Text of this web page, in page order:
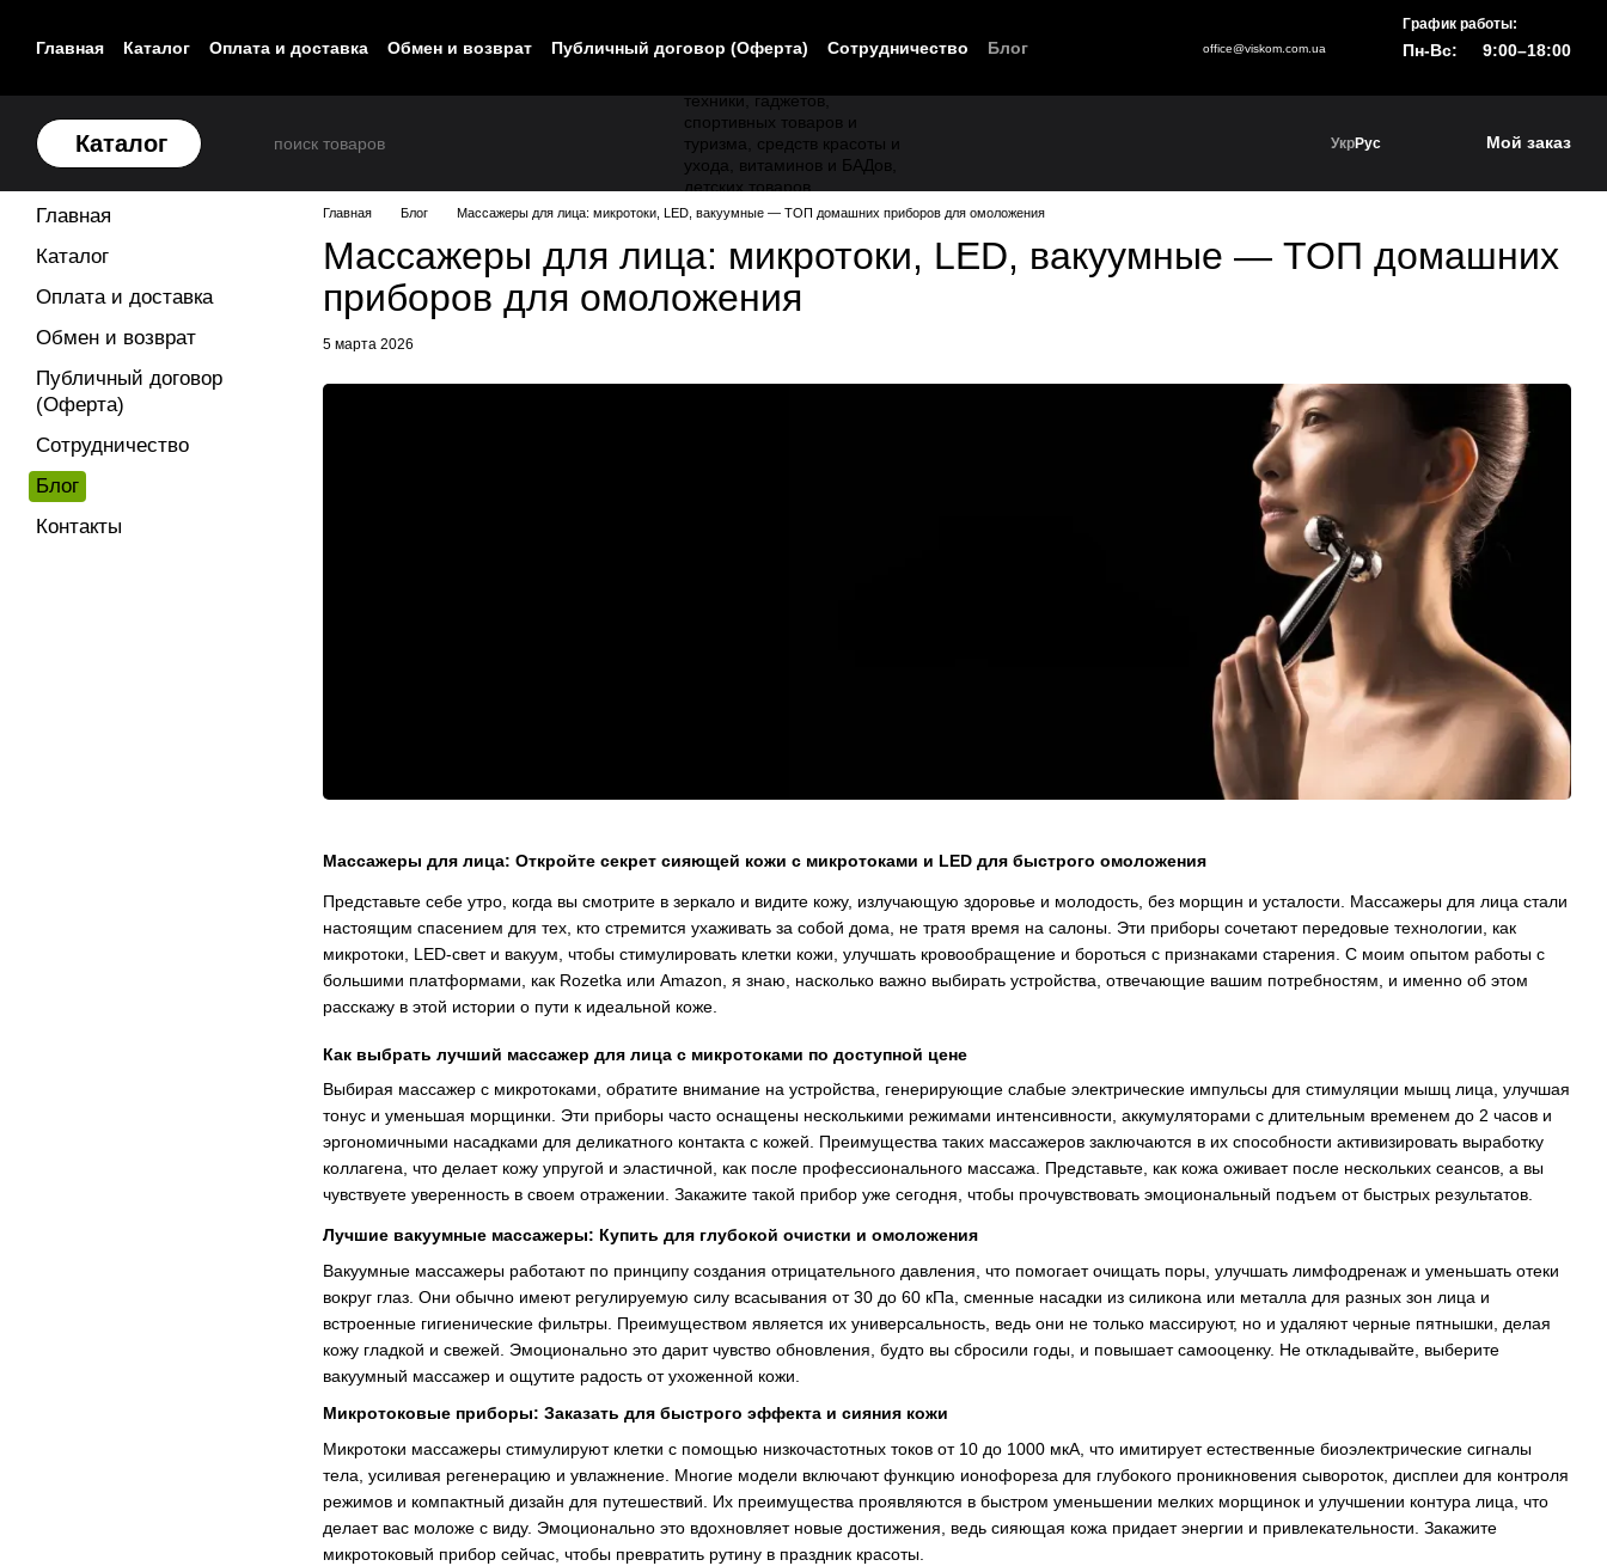
Главная
Каталог Оплата и доставка Обмен и возврат Публичный договор (Оферта) Сотрудничество
Блог
office@viskom.com.ua
График работы:
Пн-Вс: 9:00–18:00
Каталог УкрРус Мой заказ
Главная Блог Массажеры для лица: микротоки, LED, вакуумные — ТОП домашних приборов для омоложения
Массажеры для лица: микротоки, LED, вакуумные — ТОП домашних
приборов для омоложения
5 марта 2026
Массажеры для лица: Откройте секрет сияющей кожи с микротоками и LED для быстрого омоложения
Представьте себе утро, когда вы смотрите в зеркало и видите кожу, излучающую здоровье и молодость, без морщин и усталости. Массажеры для лица стали
настоящим спасением для тех, кто стремится ухаживать за собой дома, не тратя время на салоны. Эти приборы сочетают передовые технологии, как
микротоки, LED-свет и вакуум, чтобы стимулировать клетки кожи, улучшать кровообращение и бороться с признаками старения. С моим опытом работы с
большими платформами, как Rozetka или Amazon, я знаю, насколько важно выбирать устройства, отвечающие вашим потребностям, и именно об этом
расскажу в этой истории о пути к идеальной коже.
Как выбрать лучший массажер для лица с микротоками по доступной цене
Выбирая массажер с микротоками, обратите внимание на устройства, генерирующие слабые электрические импульсы для стимуляции мышц лица, улучшая
тонус и уменьшая морщинки. Эти приборы часто оснащены несколькими режимами интенсивности, аккумуляторами с длительным временем до 2 часов и
эргономичными насадками для деликатного контакта с кожей. Преимущества таких массажеров заключаются в их способности активизировать выработку
коллагена, что делает кожу упругой и эластичной, как после профессионального массажа. Представьте, как кожа оживает после нескольких сеансов, а вы
чувствуете уверенность в своем отражении. Закажите такой прибор уже сегодня, чтобы прочувствовать эмоциональный подъем от быстрых результатов.
Лучшие вакуумные массажеры: Купить для глубокой очистки и омоложения
Вакуумные массажеры работают по принципу создания отрицательного давления, что помогает очищать поры, улучшать лимфодренаж и уменьшать отеки
вокруг глаз. Они обычно имеют регулируемую силу всасывания от 30 до 60 кПа, сменные насадки из силикона или металла для разных зон лица и
встроенные гигиенические фильтры. Преимуществом является их универсальность, ведь они не только массируют, но и удаляют черные пятнышки, делая
кожу гладкой и свежей. Эмоционально это дарит чувство обновления, будто вы сбросили годы, и повышает самооценку. Не откладывайте, выберите
вакуумный массажер и ощутите радость от ухоженной кожи.
Микротоковые приборы: Заказать для быстрого эффекта и сияния кожи
Микротоки массажеры стимулируют клетки с помощью низкочастотных токов от 10 до 1000 мкА, что имитирует естественные биоэлектрические сигналы
тела, усиливая регенерацию и увлажнение. Многие модели включают функцию ионофореза для глубокого проникновения сывороток, дисплеи для контроля
режимов и компактный дизайн для путешествий. Их преимущества проявляются в быстром уменьшении мелких морщинок и улучшении контура лица, что
делает вас моложе с виду. Эмоционально это вдохновляет новые достижения, ведь сияющая кожа придает энергии и привлекательности. Закажите
микротоковый прибор сейчас, чтобы превратить рутину в праздник красоты.
Главная
Каталог
Оплата и доставка
Обмен и возврат
Публичный договор
(Оферта)
Сотрудничество
Блог
Контакты